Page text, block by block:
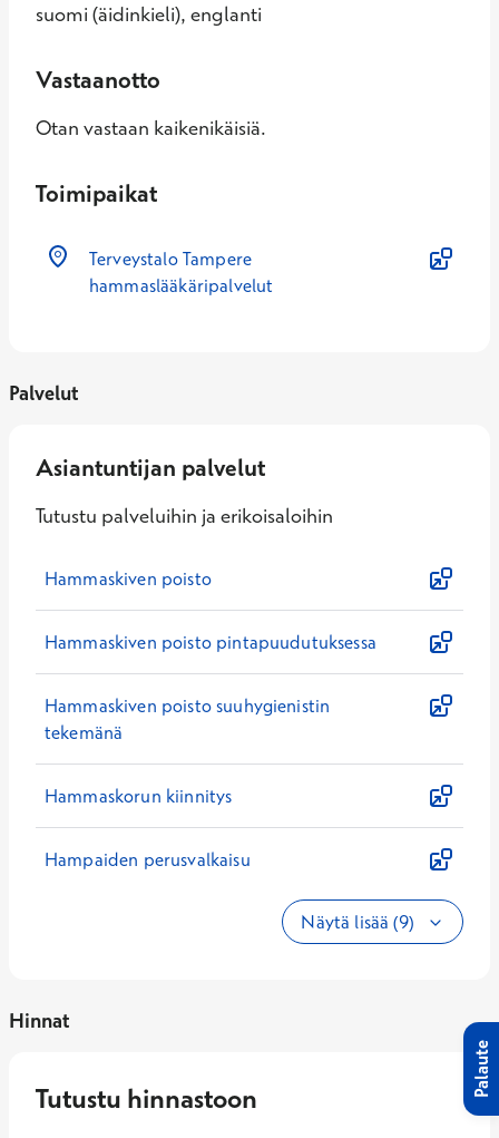
suomi (äidinkieli), englanti
Vastaanotto
Otan vastaan kaikenikäisiä.
Toimipaikat
Terveystalo Tampere
hammaslääkäripalvelut
Palvelut
Asiantuntijan palvelut
Tutustu palveluihin ja erikoisaloihin
Hammaskiven poisto
Hammaskiven poisto pintapuudutuksessa
Hammaskiven poisto suuhygienistin
tekemänä
Hammaskorun kiinnitys
Hampaiden perusvalkaisu
Näytä lisää (9)
Hinnat
Tutustu hinnastoon
Palaute